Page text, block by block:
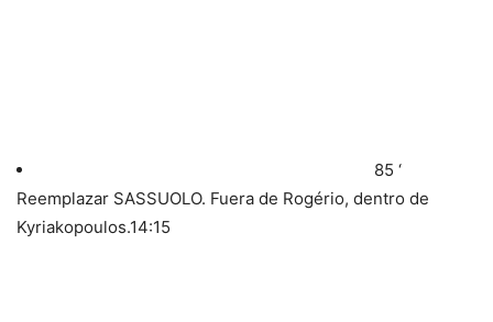
85 ‘
Reemplazar SASSUOLO. Fuera de Rogério, dentro de
Kyriakopoulos.14:15